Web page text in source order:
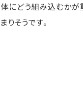
にどう組み込むかが
そうです。